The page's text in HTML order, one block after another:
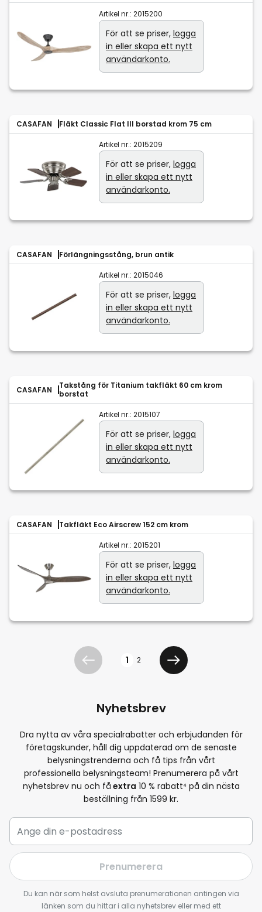
Artikel nr.: 2015200
För att se priser, logga
in eller skapa ett nytt
användarkonto.
CASAFAN Fläkt Classic Flat III borstad krom 75 cm
Artikel nr.: 2015209
För att se priser, logga
in eller skapa ett nytt
användarkonto.
CASAFAN Förlängningsstång, brun antik
Artikel nr.: 2015046
För att se priser, logga
in eller skapa ett nytt
användarkonto.
CASAFAN
Takstång för Titanium takfläkt 60 cm krom
borstat
Artikel nr.: 2015107
För att se priser, logga
in eller skapa ett nytt
användarkonto.
CASAFAN Takfläkt Eco Airscrew 152 cm krom
Artikel nr.: 2015201
För att se priser, logga
in eller skapa ett nytt
användarkonto.
Föregående1 2
Välj betalningsmetod
Nyhetsbrev
Dra nytta av våra specialrabatter och erbjudanden för
företagskunder, håll dig uppdaterad om de senaste
belysningstrenderna och få tips från vårt
professionella belysningsteam! Prenumerera på vårt
nyhetsbrev nu och få extra 10 % rabatt⁴ på din nästa
beställning från 1599 kr.
Prenumerera
Du kan när som helst avsluta prenumerationen antingen via
länken som du hittar i alla nyhetsbrev eller med ett